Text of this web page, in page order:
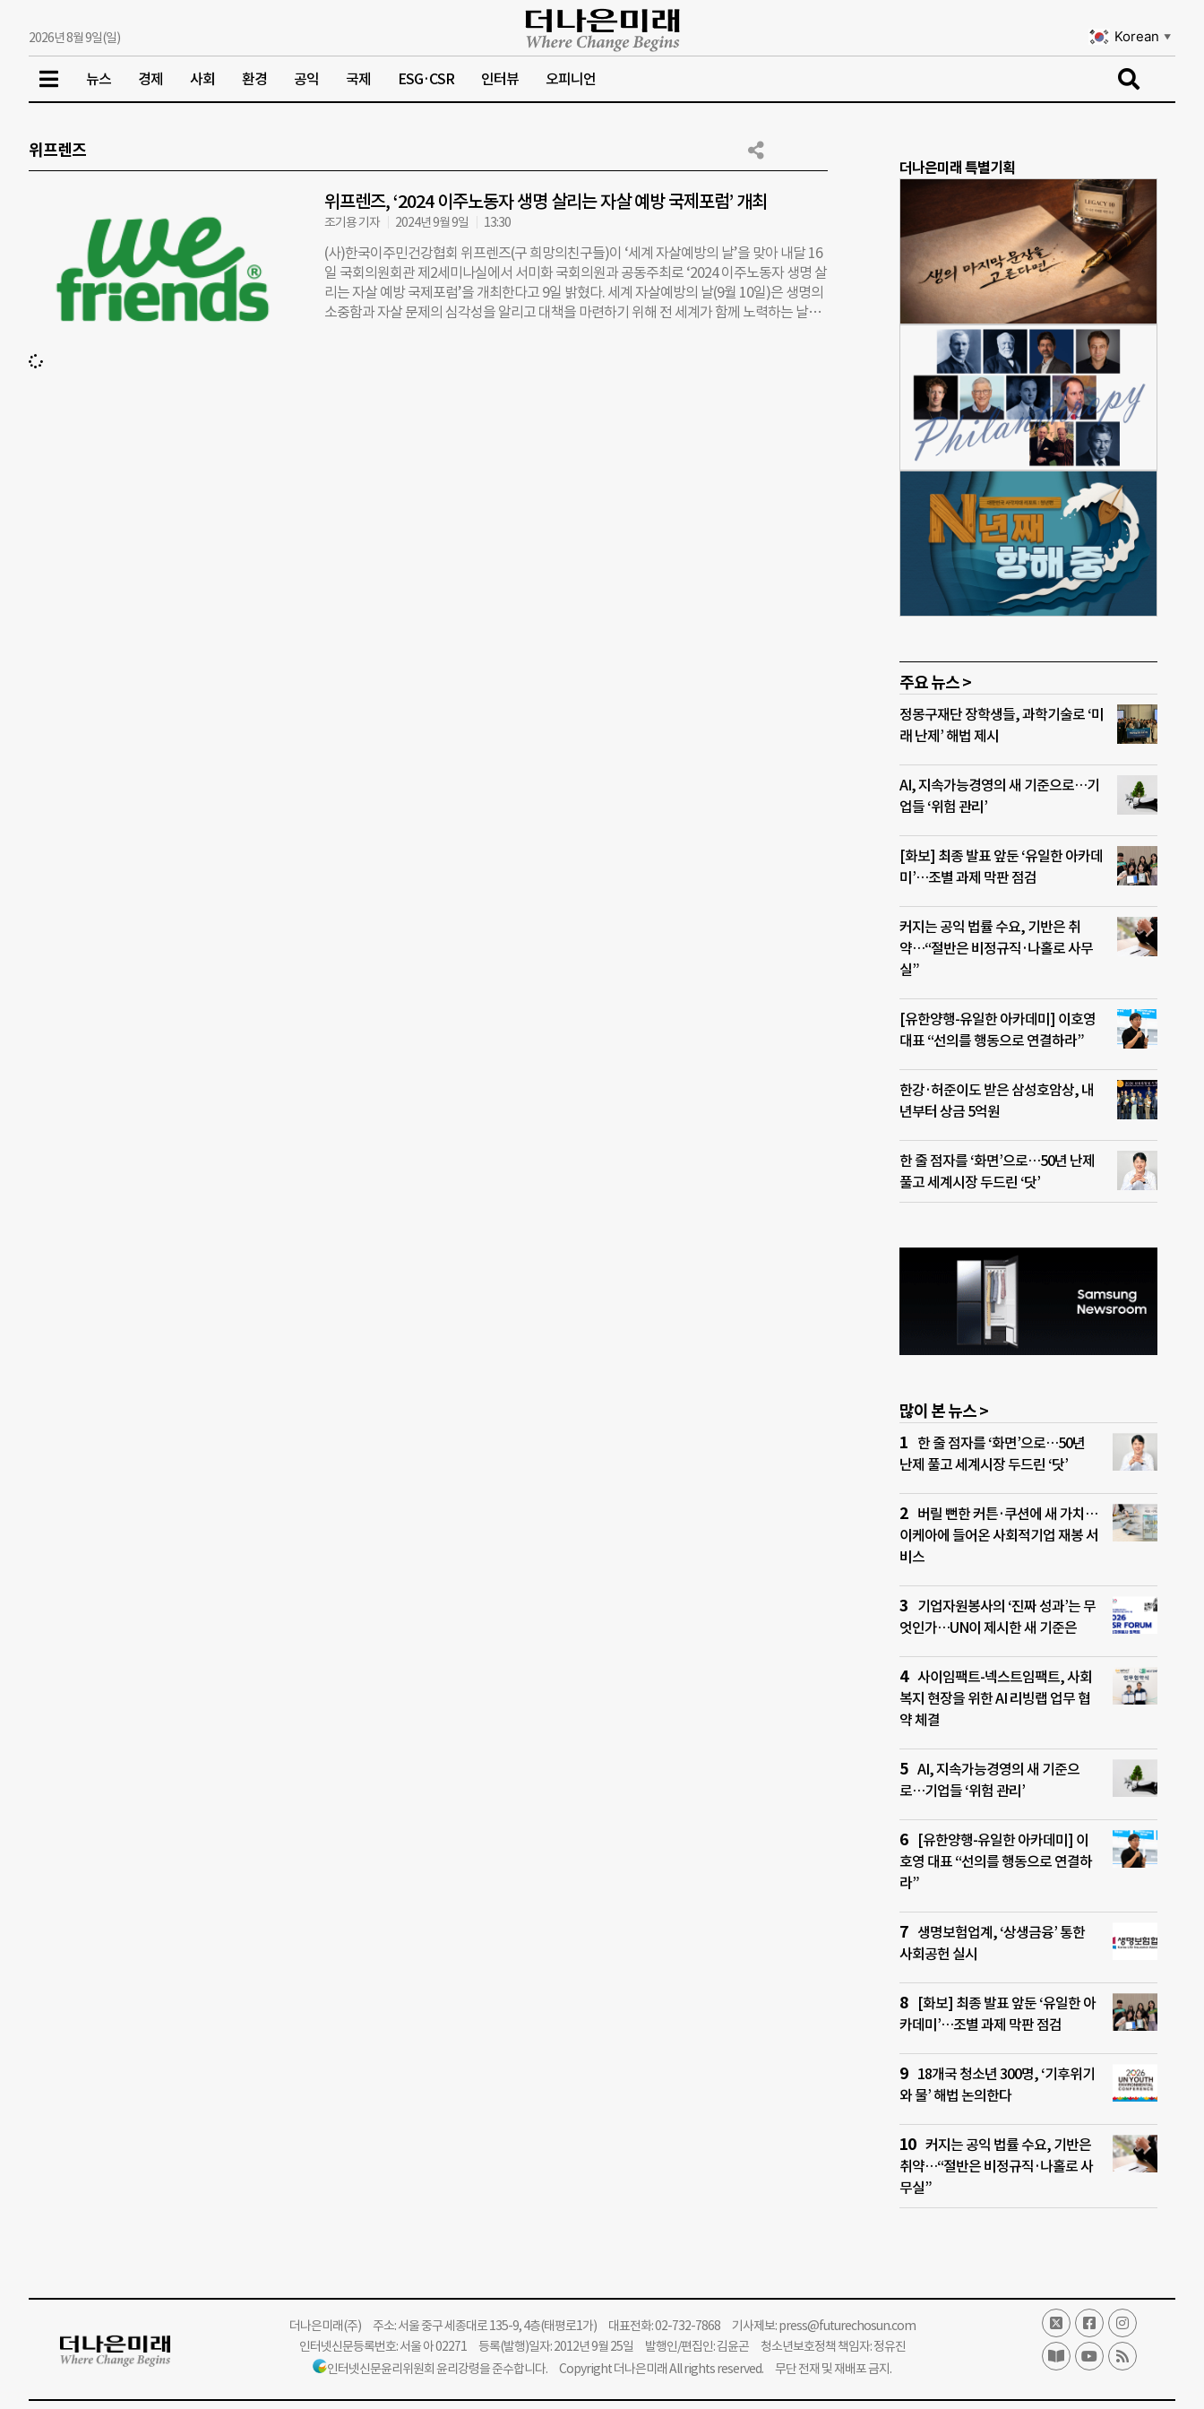
2026년 8월 9일(일) Korean ▼
뉴스 경제 사회 환경 공익 국제 ESG·CSR 인터뷰 오피니언
위프렌즈
위프렌즈, ‘2024 이주노동자 생명 살리는 자살 예방 국제포럼’ 개최
조기용 기자 2024년 9월 9일 13:30
(사)한국이주민건강협회 위프렌즈(구 희망의친구들)이 ‘세계 자살예방의 날’을 맞아 내달 16
일 국회의원회관 제2세미나실에서 서미화 국회의원과 공동주최로 ‘2024 이주노동자 생명 살
리는 자살 예방 국제포럼’을 개최한다고 9일 밝혔다. 세계 자살예방의 날(9월 10일)은 생명의
소중함과 자살 문제의 심각성을 알리고 대책을 마련하기 위해 전 세계가 함께 노력하는 날이
더나은미래 특별기획
주요 뉴스 >
정몽구재단 장학생들, 과학기술로 ‘미
래 난제’ 해법 제시
AI, 지속가능경영의 새 기준으로…기
업들 ‘위험 관리’
[화보] 최종 발표 앞둔 ‘유일한 아카데
미’…조별 과제 막판 점검
커지는 공익 법률 수요, 기반은 취
약…“절반은 비정규직·나홀로 사무
실”
[유한양행-유일한 아카데미] 이호영
대표 “선의를 행동으로 연결하라”
한강·허준이도 받은 삼성호암상, 내
년부터 상금 5억원
한 줄 점자를 ‘화면’으로…50년 난제
풀고 세계시장 두드린 ‘닷’
많이 본 뉴스 >
한 줄 점자를 ‘화면’으로…50년
난제 풀고 세계시장 두드린 ‘닷’
버릴 뻔한 커튼·쿠션에 새 가치…
이케아에 들어온 사회적기업 재봉 서
비스
기업자원봉사의 ‘진짜 성과’는 무
엇인가…UN이 제시한 새 기준은
사이임팩트-넥스트임팩트, 사회
복지 현장을 위한 AI 리빙랩 업무 협
약 체결
AI, 지속가능경영의 새 기준으
로…기업들 ‘위험 관리’
[유한양행-유일한 아카데미] 이
호영 대표 “선의를 행동으로 연결하
라”
생명보험업계, ‘상생금융’ 통한
사회공헌 실시
[화보] 최종 발표 앞둔 ‘유일한 아
카데미’…조별 과제 막판 점검
18개국 청소년 300명, ‘기후위기
와 물’ 해법 논의한다
커지는 공익 법률 수요, 기반은
취약…“절반은 비정규직·나홀로 사
무실”
더나은미래(주)주소: 서울 중구 세종대로 135-9, 4층(태평로1가) 대표전화: 02-732-7868 기사제보:press@futurechosun.com
인터넷신문등록번호: 서울 아 02271 등록(발행)일자: 2012년 9월 25일 발행인/편집인: 김윤곤 청소년보호정책 책임자: 정유진
인터넷신문윤리위원회 윤리강령을 준수합니다. Copyright 더나은미래 All rights reserved. 무단 전재 및 재배포 금지.